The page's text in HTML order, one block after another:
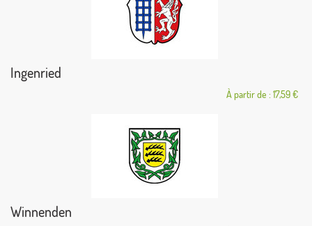
Ingenried
À partir de : 17,59 €
Winnenden